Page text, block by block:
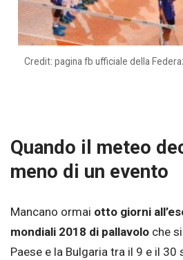
Credit: pagina fb ufficiale della
Quando il meteo
meno di un evento
Mancano ormai otto giorni
mondiali 2018 di pallavolo che
Paese e la Bulgaria tra il 9 e il 30